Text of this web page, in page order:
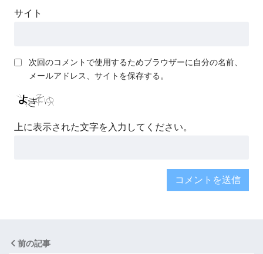
サイト
次回のコメントで使用するためブラウザーに自分の名前、
メールアドレス、サイトを保存する。
上に表示された文字を入力してください。
前の記事